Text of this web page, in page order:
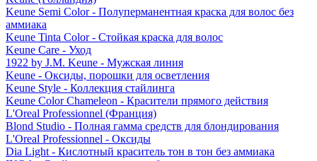
Keune Semi Color - Полуперманентная краска для волос без
аммиака
Keune Tinta Color - Стойкая краска для волос
Keune Care - Уход
1922 by J.M. Keune - Мужская линия
Keune - Оксиды, порошки для осветления
Keune Style - Коллекция стайлинга
Keune Color Chameleon - Красители прямого действия
L'Oreal Professionnel (Франция)
Blond Studio - Полная гамма средств для блондирования
L'Oreal Professionnel - Оксиды
Dia Light - Кислотный краситель тон в тон без аммиака